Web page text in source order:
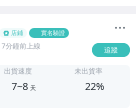
店鋪 實名驗證
7分鐘前上線 追蹤
出貨速度
7~8 天
未出貨率
22%